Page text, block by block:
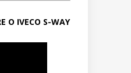
O IVECO S-WAY